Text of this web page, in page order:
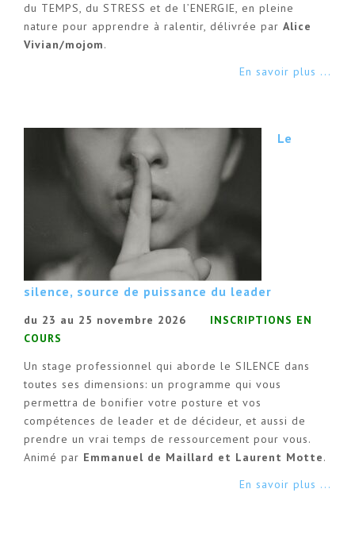
du TEMPS, du STRESS et de l’ENERGIE, en pleine
nature pour apprendre à ralentir, délivrée par Alice
Vivian/mojom.
En savoir plus ...
Le
silence, source de puissance du leader
du 23 au 25 novembre 2026
INSCRIPTIONS EN
COURS
Un stage professionnel qui aborde le SILENCE dans
toutes ses dimensions: un programme qui vous
permettra de bonifier votre posture et vos
compétences de leader et de décideur, et aussi de
prendre un vrai temps de ressourcement pour vous.
Animé par Emmanuel de Maillard et Laurent Motte.
En savoir plus ...